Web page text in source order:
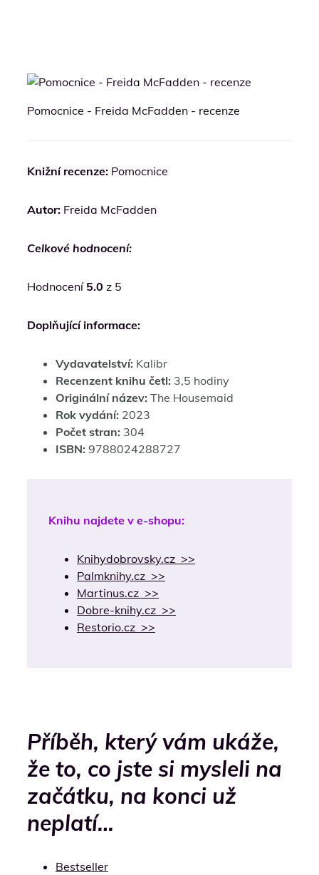
Pomocnice - Freida McFadden - recenze
Knižní recenze: Pomocnice
Autor: Freida McFadden
Celkové hodnocení:
Hodnocení 5.0 z 5
Doplňující informace:
Vydavatelství: Kalibr
Recenzent knihu četl: 3,5 hodiny
Originální název: The Housemaid
Rok vydání: 2023
Počet stran: 304
ISBN: 9788024288727
Knihu najdete v e-shopu:
Knihydobrovsky.cz >>
Palmknihy.cz >>
Martinus.cz >>
Dobre-knihy.cz >>
Restorio.cz >>
Příběh, který vám ukáže,
že to, co jste si mysleli na
začátku, na konci už
neplatí…
Bestseller